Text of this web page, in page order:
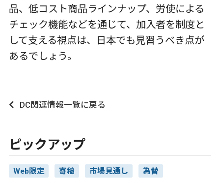
品、低コスト商品ラインナップ、労使による
チェック機能などを通じて、加入者を制度と
して支える視点は、日本でも見習うべき点が
あるでしょう。
DC関連情報一覧に戻る
ピックアップ
Web限定 寄稿 市場見通し 為替